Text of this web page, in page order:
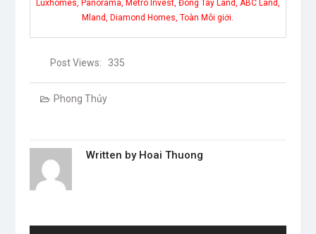
Luxhomes, Panorama, Metro Invest, Đông Tây Land, ABC Land,
Mland, Diamond Homes, Toàn Môi giới.
Post Views: 335
Phong Thủy
Written by Hoai Thuong